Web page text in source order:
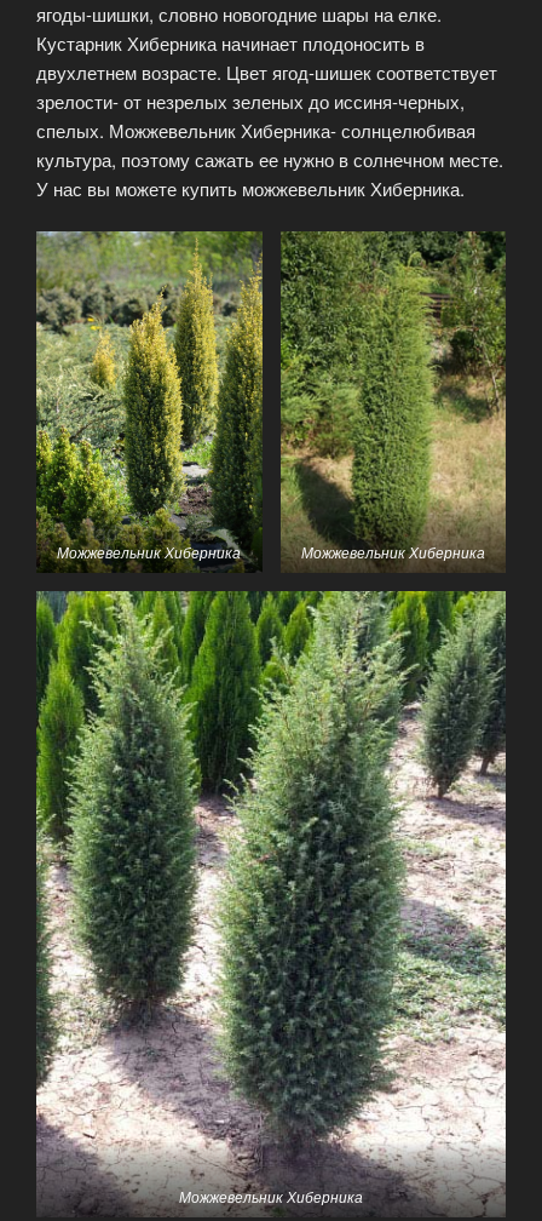
ягоды-шишки, словно новогодние шары на елке.
Кустарник Хиберника начинает плодоносить в
двухлетнем возрасте. Цвет ягод-шишек соответствует
зрелости- от незрелых зеленых до иссиня-черных,
спелых. Можжевельник Хиберника- солнцелюбивая
культура, поэтому сажать ее нужно в солнечном месте.
У нас вы можете купить можжевельник Хиберника.
Можжевельник Хиберника Можжевельник Хиберника
Можжевельник Хиберника